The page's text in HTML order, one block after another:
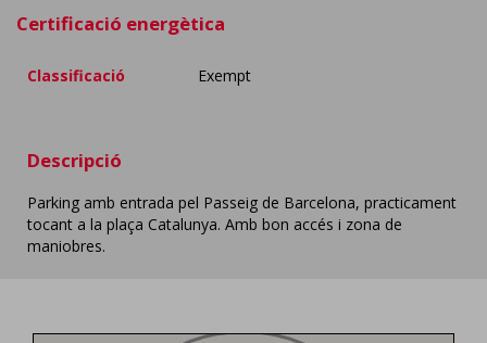
Certificació energètica
Classificació Exempt
Descripció
Parking amb entrada pel Passeig de Barcelona, practicament
tocant a la plaça Catalunya. Amb bon accés i zona de
maniobres.